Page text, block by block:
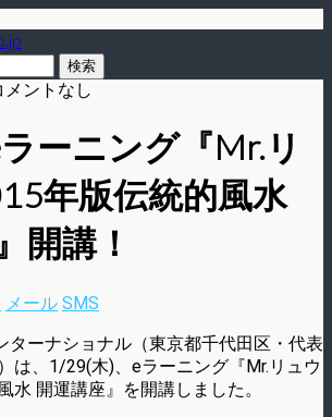
メントなし
ーニング『Mr.リ
年版伝統的風水
開講！
メール SMS
ターナショナル（東京都千代田区・代表
は、1/29(木)、eラーニング『Mr.リュウ
水 開運講座』を開講しました。